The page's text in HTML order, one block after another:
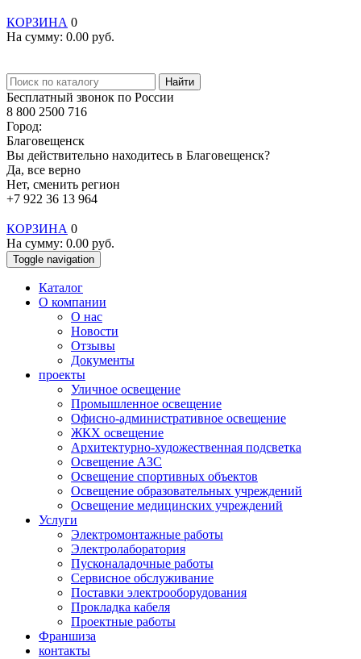
КОРЗИНА 0
На сумму: 0.00 руб.
Найти
Бесплатный звонок по России
8 800 2500 716
Город:
Благовещенск
Вы действительно находитесь в Благовещенск?
Да, все верно
Нет, сменить регион
+7 922 36 13 964
КОРЗИНА 0
На сумму: 0.00 руб.
Toggle navigation
Каталог
О компании
О нас
Новости
Отзывы
Документы
проекты
Уличное освещение
Промышленное освещение
Офисно-административное освещение
ЖКХ освещение
Архитектурно-художественная подсветка
Освещение АЗС
Освещение спортивных объектов
Освещение образовательных учреждений
Освещение медицинских учреждений
Услуги
Электромонтажные работы
Электролаборатория
Пусконаладочные работы
Сервисное обслуживание
Поставки электрооборудования
Прокладка кабеля
Проектные работы
Франшиза
контакты